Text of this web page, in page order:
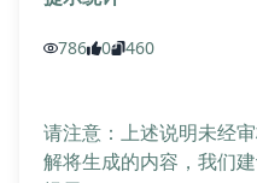
786 0 460
请注意：上述说明未经
解将生成的内容，我们